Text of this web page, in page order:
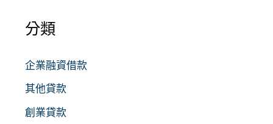
分類
企業融資借款
其他貸款
創業貸款